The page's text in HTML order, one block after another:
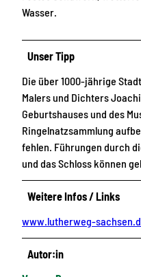
Wasser.
Unser Tipp
Die über 1000-jährige
Malers und Dichters
Geburtshauses und des
Ringelnatzsammlung
fehlen. Führungen durch
und das Schloss können
Weitere Infos / Links
www.lutherweg-
Autor:in